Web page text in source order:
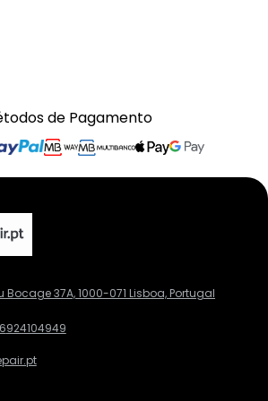
de Pagamento
Bocage 37A, 1000-071 Lisboa, Portugal
924104949